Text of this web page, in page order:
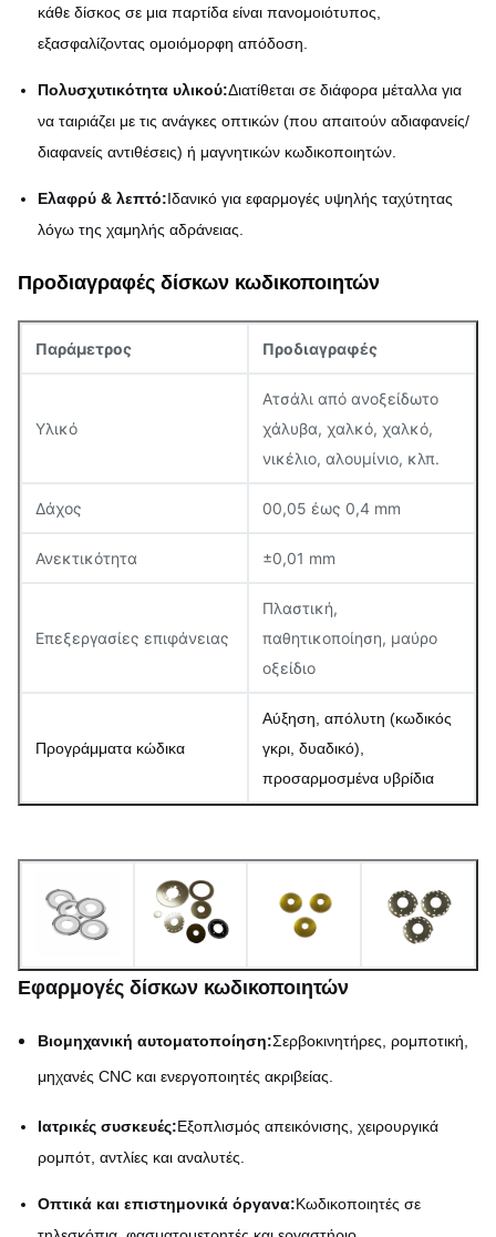
κάθε δίσκος σε μια παρτίδα είναι πανομοιότυπος,
εξασφαλίζοντας ομοιόμορφη απόδοση.
Πολυσχυτικότητα υλικού:Διατίθεται σε διάφορα μέταλλα για
να ταιριάζει με τις ανάγκες οπτικών (που απαιτούν αδιαφανείς/
διαφανείς αντιθέσεις) ή μαγνητικών κωδικοποιητών.
Ελαφρύ & λεπτό:Ιδανικό για εφαρμογές υψηλής ταχύτητας
λόγω της χαμηλής αδράνειας.
Προδιαγραφές δίσκων κωδικοποιητών
Παράμετρος Προδιαγραφές
Υλικό
Ατσάλι από ανοξείδωτο
χάλυβα, χαλκό, χαλκό,
νικέλιο, αλουμίνιο, κλπ.
Δάχος 00,05 έως 0,4 mm
Ανεκτικότητα ±0,01 mm
Επεξεργασίες επιφάνειας
Πλαστική,
παθητικοποίηση, μαύρο
οξείδιο
Προγράμματα κώδικα
Αύξηση, απόλυτη (κωδικός
γκρι, δυαδικό),
προσαρμοσμένα υβρίδια
Εφαρμογές δίσκων κωδικοποιητών
Βιομηχανική αυτοματοποίηση:Σερβοκινητήρες, ρομποτική,
μηχανές CNC και ενεργοποιητές ακριβείας.
Ιατρικές συσκευές:Εξοπλισμός απεικόνισης, χειρουργικά
ρομπότ, αντλίες και αναλυτές.
Οπτικά και επιστημονικά όργανα:Κωδικοποιητές σε